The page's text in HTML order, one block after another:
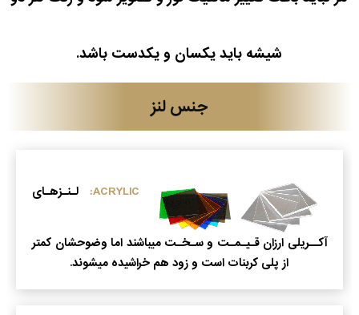
شیشه باید یکسان و یکدست باشد.
جنس لنز
ACRYLIC: لـنـزهـای
آکــریلی ارزان قـیـمـت و سـخـت میباشند اما وضوحشان کمتر
از پلی کربنات است و زود هم خراشیده میشوند.